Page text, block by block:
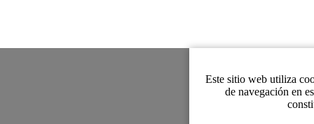
Este sitio web utiliza
de navegación en